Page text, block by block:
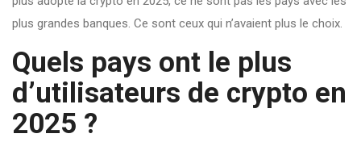
plus grandes banques. Ce sont ceux qui n’avaient plus le choix.
Quels pays ont le plus
d’utilisateurs de crypto en
2025 ?